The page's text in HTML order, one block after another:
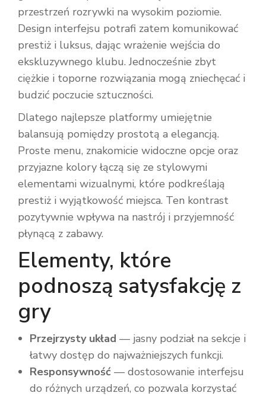
przestrzeń rozrywki na wysokim poziomie.
Design interfejsu potrafi zatem komunikować
prestiż i luksus, dając wrażenie wejścia do
ekskluzywnego klubu. Jednocześnie zbyt
ciężkie i toporne rozwiązania mogą zniechęcać i
budzić poczucie sztuczności.
Dlatego najlepsze platformy umiejętnie
balansują pomiędzy prostotą a elegancją.
Proste menu, znakomicie widoczne opcje oraz
przyjazne kolory łączą się ze stylowymi
elementami wizualnymi, które podkreślają
prestiż i wyjątkowość miejsca. Ten kontrast
pozytywnie wpływa na nastrój i przyjemność
płynącą z zabawy.
Elementy, które
podnoszą satysfakcję z
gry
Przejrzysty układ — jasny podział na sekcje i
łatwy dostęp do najważniejszych funkcji.
Responsywność — dostosowanie interfejsu
do różnych urządzeń, co pozwala korzystać